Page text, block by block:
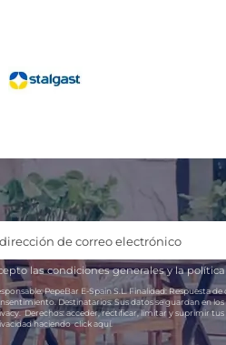
lascondiciones generalesy la
PepeBar E-Spain S.L.Finalidad:Respuesta de
Destinatarios:Sus datos se guardan en
Derechos:acceder, rectificar, limitar y suprimir tus
haciendoclick aquí.